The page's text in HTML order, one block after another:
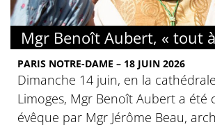
Mgr Benoît Aubert, « tout
PARIS NOTRE-DAME – 18 JUIN 2026
Dimanche 14 juin, en la
Limoges, Mgr Benoît Aubert a été
évêque par Mgr Jérôme Beau,